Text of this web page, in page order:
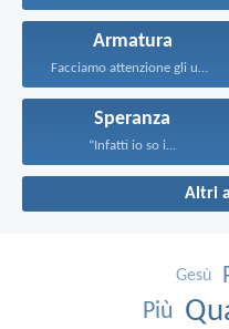
Armatura
Facciamo attenzione gli uni...
Speranza
“Infatti io so i...
Altri
Gesù
Più